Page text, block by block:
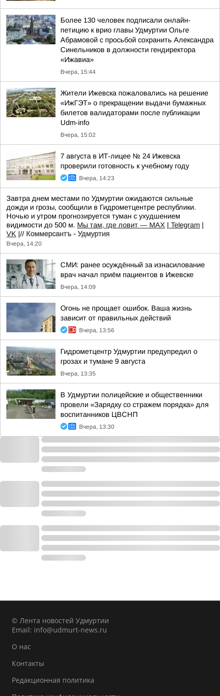
Более 130 человек подписали онлайн-
петицию к врио главы Удмуртии Ольге
Абрамовой с просьбой сохранить Александра
Синельников в должности гендиректора
«Ижавиа»
Вчера, 15:44
Жители Ижевска пожаловались на решение
«ИжГЭТ» о прекращении выдачи бумажных
билетов валидаторами после публикации
Udm-info
Вчера, 15:02
7 августа в ИТ-лицее № 24 Ижевска
проверили готовность к учебному году
Вчера, 14:23
Завтра днем местами по Удмуртии ожидаются сильные
дожди и грозы, сообщили в Гидрометцентре республики.
Ночью и утром прогнозируется туман с ухудшением
видимости до 500 м. Мы там, где ловит — MAX | Telegram |
VK |// Коммерсантъ - Удмуртия
Вчера, 14:20
СМИ: ранее осуждённый за изнасилование
врач начал приём пациентов в Ижевске
Вчера, 14:09
Огонь не прощает ошибок. Ваша жизнь
зависит от правильных действий
Вчера, 13:56
Гидрометцентр Удмуртии предупредил о
грозах и тумане 9 августа
Вчера, 13:35
В Удмуртии полицейские и общественники
провели «Зарядку со стражем порядка» для
воспитанников ЦВСНП
Вчера, 13:30
© Лента новостей Удмуртии
Email: info@udmurt-news.ru
О нас
Контакты
Редакционная политика